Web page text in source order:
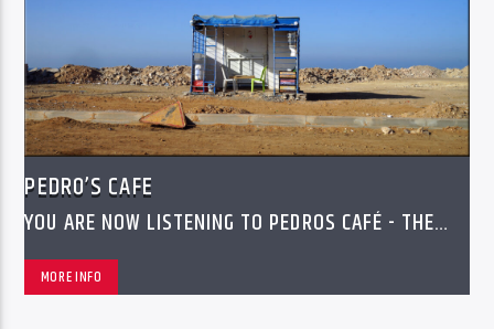
PEDRO’S CAFE
YOU ARE NOW LISTENING TO PEDROS CAFÉ - THE
MORE INFO